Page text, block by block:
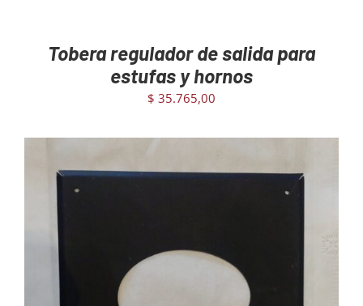
Tobera regulador de salida para
estufas y hornos
$ 35.765,00
AGREGAR AL CARRITO DETAILS